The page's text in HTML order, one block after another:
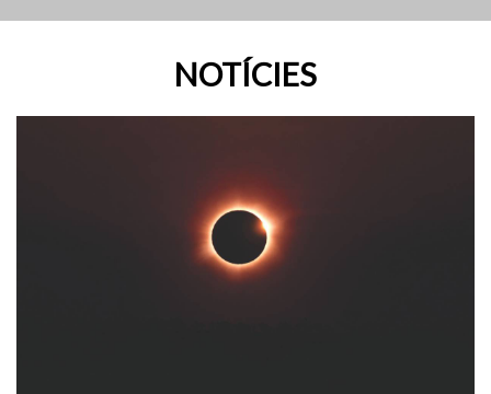
NOTÍCIES